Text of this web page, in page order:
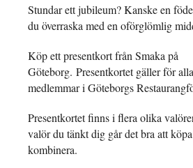
Stundar ett jubileum? Kanske en
du överraska med en oförglömlig
Köp ett presentkort från Smaka på
Göteborg. Presentkortet gäller för
medlemmar i Göteborgs
Presentkortet finns i flera olika
valör du tänkt dig går det bra att
kombinera.